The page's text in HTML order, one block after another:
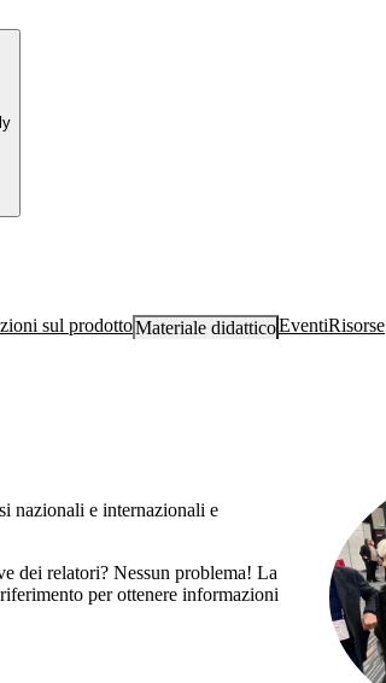
sul prodottoMateriale didatticoEventiRisorse
nazionali e internazionali e
dei relatori? Nessun problema! La
per ottenere informazioni